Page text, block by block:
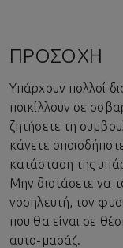
ΠΡΟΣΟΧΗ
Υπάρχουν πολλοί
ποικίλλουν σε
ζητήσετε τη
κάνετε
κατάσταση της
Μην διστάσετε να
νοσηλευτή, τον
που θα είναι σε
αυτο-μασάζ.